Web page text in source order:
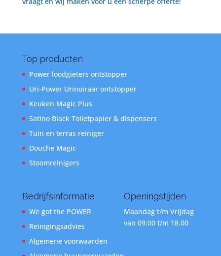
Top producten
Power loodgieters ontstopper
Uri-Power Urinoiraar ontstopper
Keuken Magic Plus
Satino Black Toiletpapier & dispensers
Tuin en terras reiniger
Douche Magic
Stoomreinigers
Bedrijfsinformatie
We got the POWER
Reinigingsadvies
Algemene voorwaarden
Openingstijden
Maandag t/m Vrijdag
van 09:00 t/m 18.00